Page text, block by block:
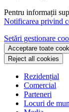
Pentru informații
Notificarea privind
Setări gestionare
Acceptare toate
Reject all cookies
Rezidențial
Comercial
Parteneri
Locuri de